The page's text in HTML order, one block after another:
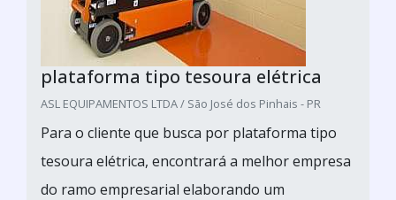
plataforma tipo tesoura elétrica
ASL EQUIPAMENTOS LTDA / São José dos Pinhais - PR
Para o cliente que busca por plataforma tipo
tesoura elétrica, encontrará a melhor empresa
do ramo empresarial elaborando um